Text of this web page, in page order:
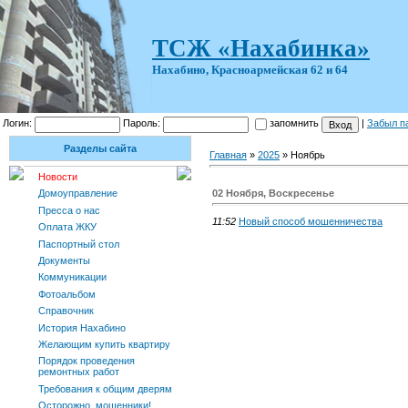
ТСЖ «Нахабинка»
Нахабино, Красноармейская 62 и 64
Логин: Пароль: запомнить Забыл
Разделы сайта
Новости
Домоуправление
Пресса о нас
Оплата ЖКУ
Паспортный стол
Документы
Коммуникации
Фотоальбом
Справочник
История Нахабино
Желающим купить квартиру
Порядок проведения
ремонтных работ
Требования к общим дверям
Осторожно, мошенники!
Главная » 2025 » Ноябрь
02 Ноября, Воскресенье
11:52 Новый способ мошенничества